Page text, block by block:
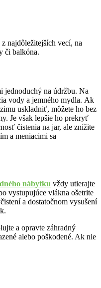
najdôležitejších vecí, na
či balkóna.
jednoduchý na údržbu. Na
vody a jemného mydla. Ak
uskladniť, môžete ho bez
Je však lepšie ho prekryť
čistenia na jar, ale znížite
a meniacimi sa
nábytku vždy utierajte
vystupujúce vlákna ošetrite
a dostatočnom vysušení
a opravte záhradný
alebo poškodené. Ak nie